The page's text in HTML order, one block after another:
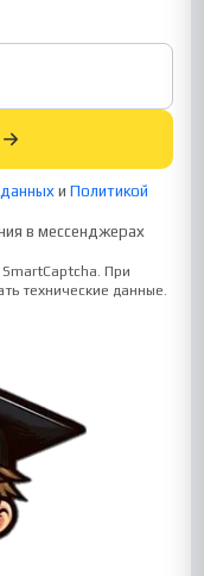
и Политикой
в мессенджерах
При
технические данные.